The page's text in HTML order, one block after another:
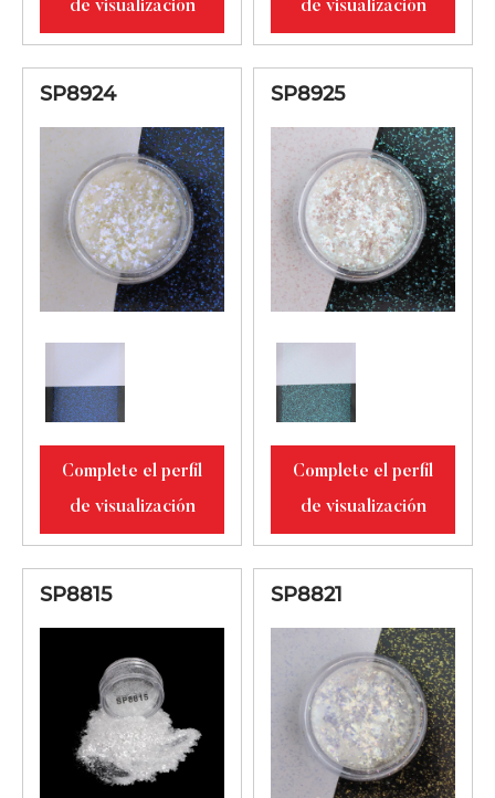
de visualización
de visualización
SP8924
Complete el perfil
de visualización
SP8925
Complete el perfil
de visualización
SP8815 SP8821